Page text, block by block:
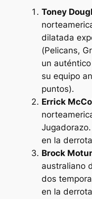
Toney
dilatada
(Pelicans,
un
su equipo
puntos).
Errick
en la
Brock
australiano
dos
en la